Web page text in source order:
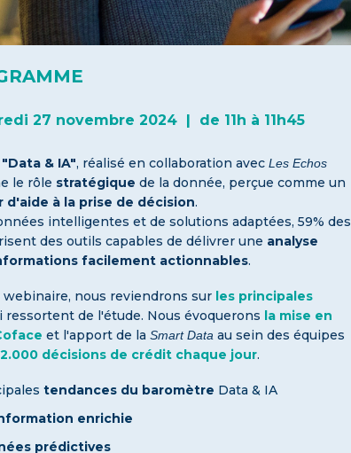
27 novembre 2024 | de 11h à 11h45
& IA", réalisé en collaboration avec Les Echos
le rôle stratégique de la donnée, perçue comme un
d'aide à la prise de décision.
intelligentes et de solutions adaptées, 59% des
des outils capables de délivrer une analyse
facilement actionnables.
webinaire, nous reviendrons sur les principales
ressortent de l'étude. Nous évoquerons la mise en
et l'apport de la Smart Data au sein des équipes
décisions de crédit chaque jour.
tendances du baromètre Data & IA
enrichie
prédictives